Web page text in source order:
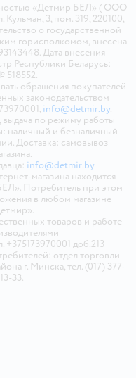
«Детмир БЕЛ» ( ООО
3, пом. 319, 220100,
о государственной
горисполкомом, внесена
Дата внесения
Республики Беларусь:
518552.
обращения покупателей
законодательством
info@detmir.by.
выдача по режиму работы
наличный и безналичный
Доставка: самовывоз
info@detmir.by
магазина находится
Потребитель при этом
в любом магазине
товаров и работе
доб.213
отдел торговли
г. Минска, тел. (017) 377-
33.